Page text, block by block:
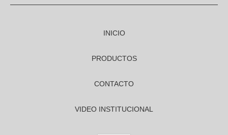
INICIO
PRODUCTOS
CONTACTO
VIDEO INSTITUCIONAL